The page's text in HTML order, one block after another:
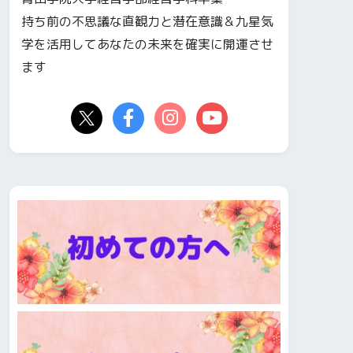
持ち前の不思議な直観力と潜在意識＆九星気
学を活用してあなたの未来を確実に開運させ
ます